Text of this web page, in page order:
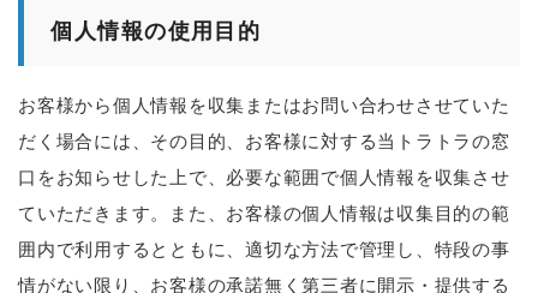
個人情報の使用目的
お客様から個人情報を収集またはお問い合わせさせていた
だく場合には、その目的、お客様に対する当トラトラの窓
口をお知らせした上で、必要な範囲で個人情報を収集させ
ていただきます。また、お客様の個人情報は収集目的の範
囲内で利用するとともに、適切な方法で管理し、特段の事
情がない限り、お客様の承諾無く第三者に開示・提供する